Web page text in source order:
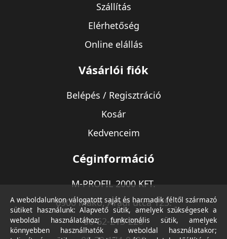
Szállítás
Elérhetőség
Online elállás
Vásárlói fiók
Belépés / Regisztráció
Kosár
Kedvenceim
Céginformáció
M-PROFIL 2000 KFT.
6900 Makó, Aradi utca 125.
06-62-213-220
A weboldalunkon válogatott saját és harmadik féltől származó
sütiket használunk: Alapvető sütik, amelyek szükségesek a
weboldal használatához; funkcionális sütik, amelyek
könnyebben használhatók a weboldal használatakor;